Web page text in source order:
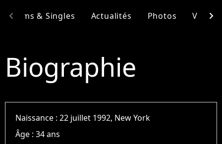
Albums & Singles Actualités Photos Vidéos
chevron_left chevron_right
Biographie
Naissance :22 juillet 1992, New York
Âge :34 ans